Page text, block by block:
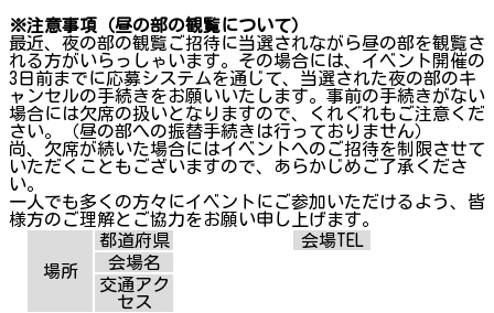
※注意事項（昼の部の観覧について）
最近、夜の部の観覧ご招待に当選されながら昼の部を観覧さ
れる方がいらっしゃいます。その場合には、イベント開催の
3日前までに応募システムを通じて、当選された夜の部のキ
ャンセルの手続きをお願いいたします。事前の手続きがない
場合には欠席の扱いとなりますので、くれぐれもご注意くだ
さい。（昼の部への振替手続きは行っておりません）
尚、欠席が続いた場合にはイベントへのご招待を制限させて
いただくこともございますので、あらかじめご了承くださ
い。
一人でも多くの方々にイベントにご参加いただけるよう、皆
様方のご理解とご協力をお願い申し上げます。
場所
都道府県
会場TEL
会場名
交通アク
セス